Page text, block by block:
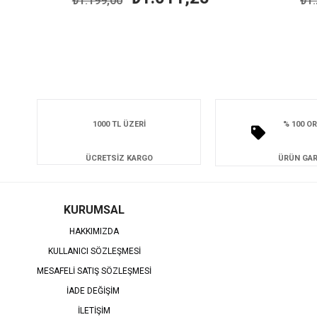
1000 TL ÜZERİ
ÜCRETSİZ KARGO
% 100
ÜRÜN
KURUMSAL
HAKKIMIZDA
KULLANICI SÖZLEŞMESİ
MESAFELİ SATIŞ SÖZLEŞMESİ
İADE DEĞİŞİM
İLETİŞİM